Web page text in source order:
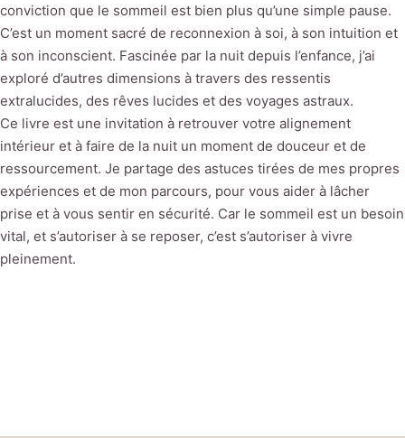
conviction que le sommeil est bien plus qu’une simple pause.
C’est un moment sacré de reconnexion à soi, à son intuition et
à son inconscient. Fascinée par la nuit depuis l’enfance, j’ai
exploré d’autres dimensions à travers des ressentis
extralucides, des rêves lucides et des voyages astraux.
Ce livre est une invitation à retrouver votre alignement
intérieur et à faire de la nuit un moment de douceur et de
ressourcement. Je partage des astuces tirées de mes propres
expériences et de mon parcours, pour vous aider à lâcher
prise et à vous sentir en sécurité. Car le sommeil est un besoin
vital, et s’autoriser à se reposer, c’est s’autoriser à vivre
pleinement.